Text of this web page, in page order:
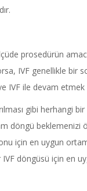
prosedürün
IVF genellikle bir
IVF ile devam
gibi herhangi bir
döngü beklemenizi
için en uygun
döngüsü için en